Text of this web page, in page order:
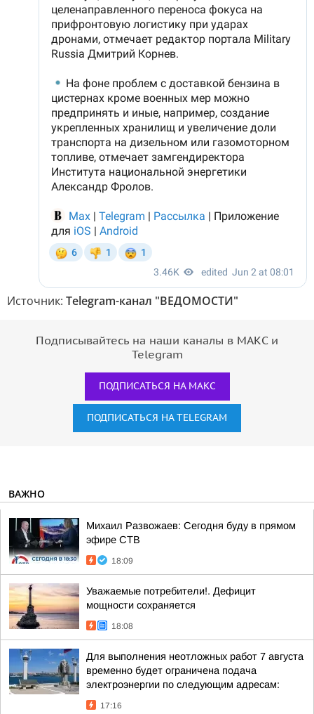
Источник: Telegram-канал "ВЕДОМОСТИ"
Подписывайтесь на наши каналы в МАКС и
Telegram
ПОДПИСАТЬСЯ НА МАКС
ПОДПИСАТЬСЯ НА TELEGRAM
ВАЖНО
Михаил Развожаев: Сегодня буду в прямом
эфире СТВ
18:09
Уважаемые потребители!. Дефицит
мощности сохраняется
18:08
Для выполнения неотложных работ 7 августа
временно будет ограничена подача
электроэнергии по следующим адресам:
17:16